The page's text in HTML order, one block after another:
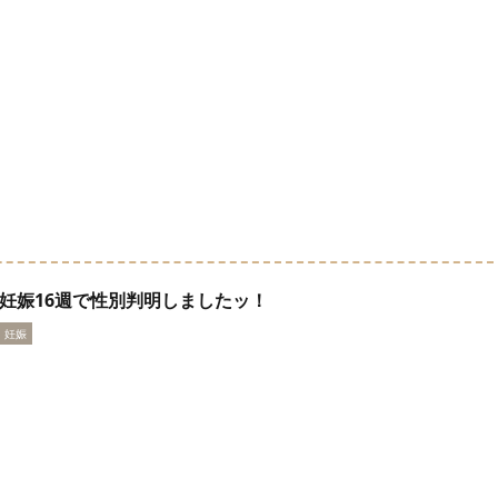
妊娠16週で性別判明しましたッ！
妊娠